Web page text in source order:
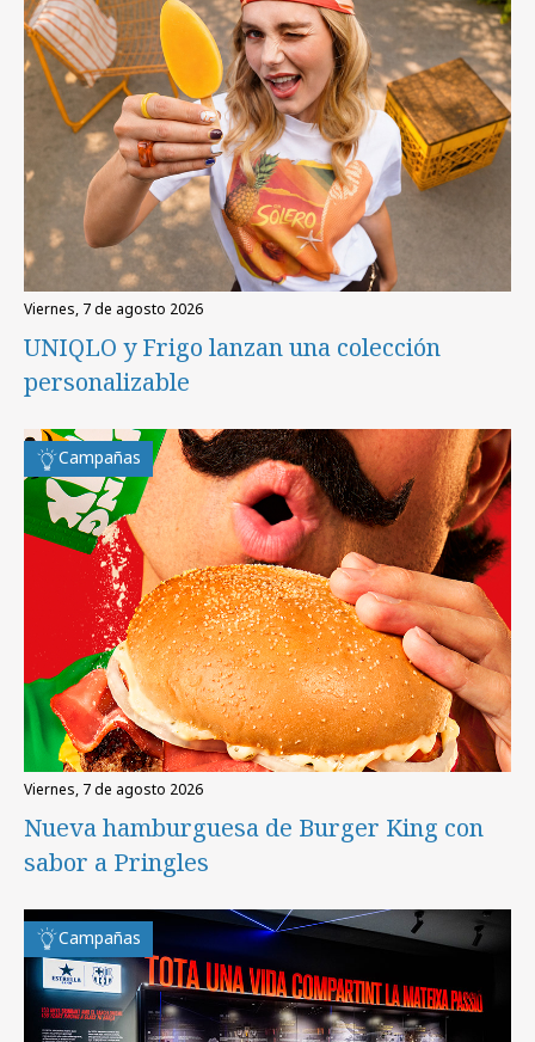
viernes, 7 de agosto 2026
UNIQLO y Frigo lanzan una colección
personalizable
Campañas
viernes, 7 de agosto 2026
Nueva hamburguesa de Burger King con
sabor a Pringles
Campañas